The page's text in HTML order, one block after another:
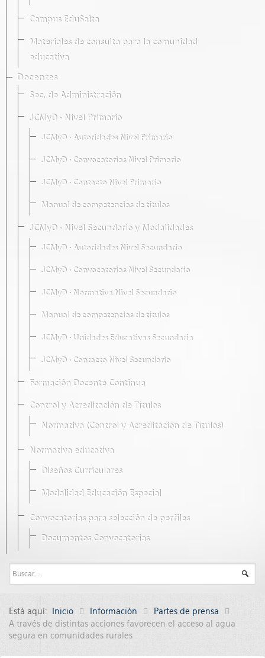
Campus EduSalta
Materiales de consulta para la comunidad
educativa
Docentes
Sec. de Administración
JCMyD · Nivel Primario
JCMyD · Autoridades Nivel Primario
JCMyD · Convocatorias Nivel Primario
JCMyD · Contacto Nivel Primario
Manual de competencias de títulos
JCMyD · Nivel Secundario y Modalidades
JCMyD · Autoridades Nivel Secundario
JCMyD · Convocatorias Nivel Secundario
JCMyD · Normativa Nivel Secundario
Manual de competencias de títulos
JCMyD · Unidades Educativas Secundaria
JCMyD · Contacto Nivel Secundario
Formación Docente Continua
Control y Acreditación de Títulos
Normativa (Control y Acreditación de Títulos)
Normativa educativa
Diseños Curriculares
Modalidad Educación Especial
Convocatorias para selección de perfiles
Documentos Convocatorias
Está aquí: Inicio Información
Partes de prensa
A través de distintas acciones favorecen el acceso al agua
segura en comunidades rurales